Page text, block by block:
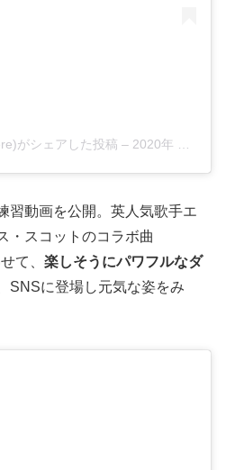
がシェアした投稿 – 2020年 3月月1日午後11時32分PST
習動画を公開。英人気歌手エ
・スコットのコラボ曲
て、 楽しそうにパワフルなダ
SNSに登場し元気な姿をみ